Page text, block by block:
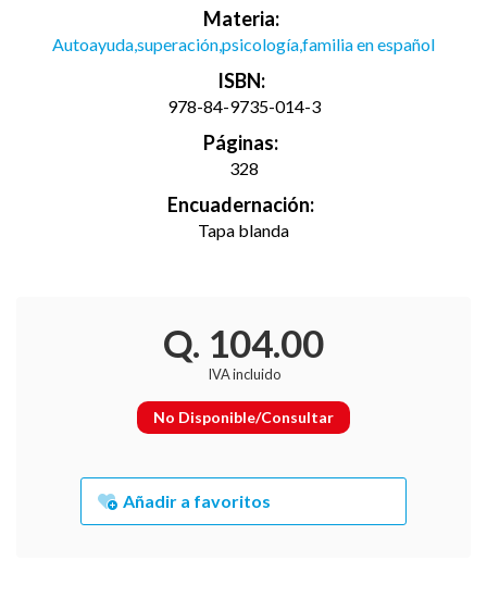
Materia:
Autoayuda,superación,psicología,familia en español
ISBN:
978-84-9735-014-3
Páginas:
328
Encuadernación:
Tapa blanda
Q. 104.00
IVA incluido
No Disponible/Consultar
Añadir a favoritos